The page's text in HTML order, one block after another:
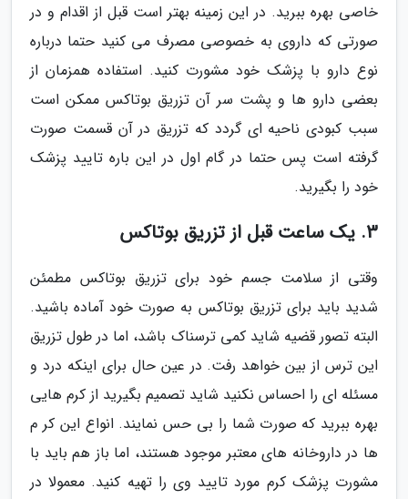
خاصی بهره ببرید. در این زمینه بهتر است قبل از اقدام و در
صورتی که داروی به خصوصی مصرف می کنید حتما درباره
نوع دارو با پزشک خود مشورت کنید. استفاده همزمان از
بعضی دارو ها و پشت سر آن تزریق بوتاکس ممکن است
سبب کبودی ناحیه ای گردد که تزریق در آن قسمت صورت
گرفته است پس حتما در گام اول در این باره تایید پزشک
خود را بگیرید.
3. یک ساعت قبل از تزریق بوتاکس
وقتی از سلامت جسم خود برای تزریق بوتاکس مطمئن
شدید باید برای تزریق بوتاکس به صورت خود آماده باشید.
البته تصور قضیه شاید کمی ترسناک باشد، اما در طول تزریق
این ترس از بین خواهد رفت. در عین حال برای اینکه درد و
مسئله ای را احساس نکنید شاید تصمیم بگیرید از کرم هایی
بهره ببرید که صورت شما را بی حس نمایند. انواع این کر م
ها در داروخانه های معتبر موجود هستند، اما باز هم باید با
مشورت پزشک کرم مورد تایید وی را تهیه کنید. معمولا در